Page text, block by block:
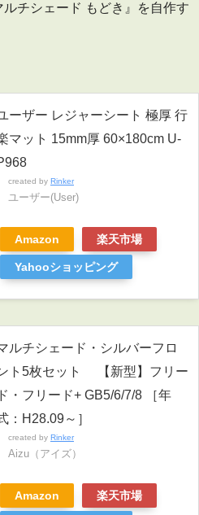
チシェード もどき』を自作す
ーザー レジャーシート 極厚 行
マット 15mm厚 60×180cm U-
created by Rinker
ユーザー(User)
Amazon 楽天市場
Yahooショッピング
ルチシェード・シルバーフロ
ト5枚セット 【新型】フリー
ド・フリード+ GB5/6/7/8 ［年
：H28.09～］
created by Rinker
Aizu（アイズ）
Amazon 楽天市場